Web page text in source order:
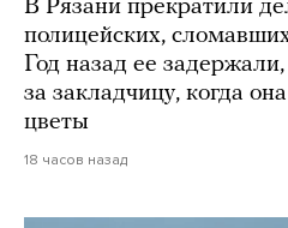
В Рязани прекратили
полицейских,
Год назад ее
за закладчицу, когда
цветы
18 часов назад